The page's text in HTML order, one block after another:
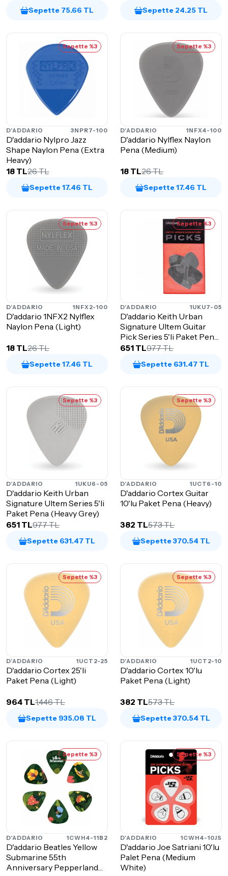
Sepette 75.66 TL Sepette 24.25 TL
Sepette %3
D'ADDARIO 3NPR7-100
D'addario Nylpro Jazz
Shape Naylon Pena (Extra
Heavy)
18 TL26 TL
Sepette 17.46 TL
Sepette %3
D'ADDARIO 1NFX4-100
D'addario Nylflex Naylon
Pena (Medium)
18 TL26 TL
Sepette 17.46 TL
Sepette %3
D'ADDARIO 1NFX2-100
D'addario 1NFX2 Nylflex
Naylon Pena (Light)
18 TL26 TL
Sepette 17.46 TL
Sepette %3
D'ADDARIO 1UKU7-05
D'addario Keith Urban
Signature Ultem Guitar
Pick Series 5'li Paket Pena
(Hea...
651 TL977 TL
Sepette 631.47 TL
Sepette %3
D'ADDARIO 1UKU6-05
D'addario Keith Urban
Signature Ultem Series 5'li
Paket Pena (Heavy Grey)
651 TL977 TL
Sepette 631.47 TL
Sepette %3
D'ADDARIO 1UCT6-10
D'addario Cortex Guitar
10'lu Paket Pena (Heavy)
382 TL573 TL
Sepette 370.54 TL
Sepette %3
D'ADDARIO 1UCT2-25
D'addario Cortex 25'li
Paket Pena (Light)
964 TL1,446 TL
Sepette 935.08 TL
Sepette %3
D'ADDARIO 1UCT2-10
D'addario Cortex 10'lu
Paket Pena (Light)
382 TL573 TL
Sepette 370.54 TL
Sepette %3
D'ADDARIO 1CWH4-11B2
D'addario Beatles Yellow
Submarine 55th
Anniversary Pepperland
Sepette %3
D'ADDARIO 1CWH4-10JS
D'addario Joe Satriani 10'lu
Palet Pena (Medium
White)